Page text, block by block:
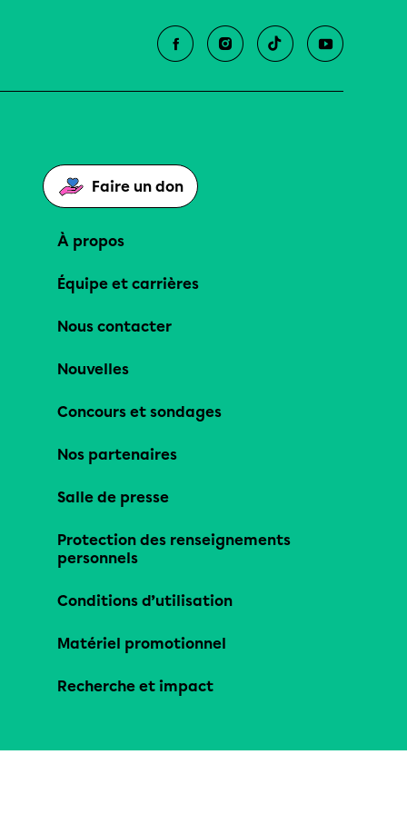
Faire un don
À propos
Équipe et carrières
Nous contacter
Nouvelles
Concours et sondages
Nos partenaires
Salle de presse
Protection des renseignements
personnels
Conditions d’utilisation
Matériel promotionnel
Recherche et impact